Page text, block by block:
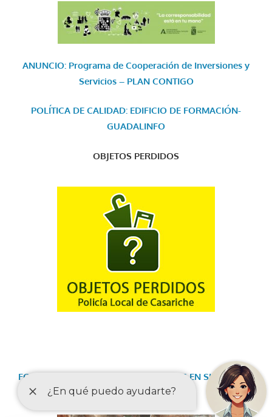
ANUNCIO: Programa de Cooperación de Inversiones y
Servicios – PLAN CONTIGO
POLÍTICA DE CALIDAD: EDIFICIO DE FORMACIÓN-
GUADALINFO
OBJETOS PERDIDOS
FORMULARIO DE SOLICITUD DE DATOS EN SINIESTROS
VIALES